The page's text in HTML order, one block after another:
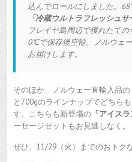
込んでロールにしました。
「冷蔵ウルトラフレッシュサ
フレイヤ島周辺で獲れたての
0℃で保存後空輸。ノルウェ
お届けします。
そのほか、ノルウェー直輸入品の
と700gのラインナップでどちら
す。こちらも新登場の「アイスラ
ーセージセットもお見逃しなく。
ぜひ、11/29（火）までのおトク